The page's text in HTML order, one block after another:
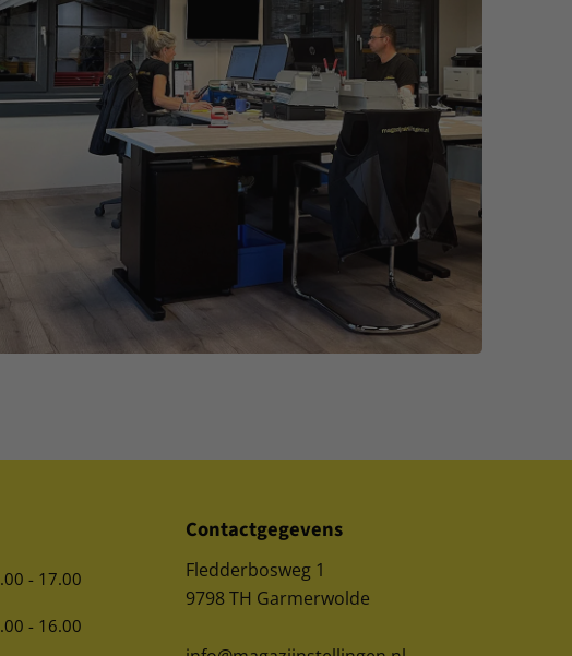
- 17.00
- 16.00
Contactgegevens
Fledderbosweg 1
9798 TH Garmerwolde